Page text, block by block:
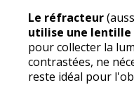
Le réfracteur
utilise une lentille
pour collecter la
contrastées, ne
reste idéal pour